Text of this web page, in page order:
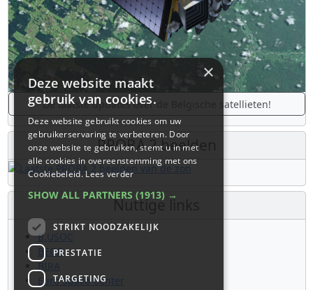
De laatste updates over de Belgische satellieten!
PROBA 2 beelden
Nuttige links
B.USOC
BEOP
BIRA
Euro Space Center
×
Deze website maakt
gebruik van cookies.
Deze website gebruikt cookies om uw
gebruikerservaring te verbeteren. Door
onze website te gebruiken, stemt u in met
alle cookies in overeenstemming met ons
Cookiebeleid.Lees verder
SHOW ALL PARTNERS (1913) →
STRIKT NOODZAKELIJK
PRESTATIE
TARGETING